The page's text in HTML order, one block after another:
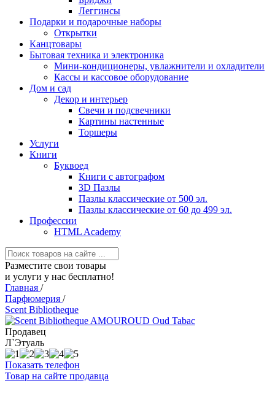
Леггинсы
Подарки и подарочные наборы
Открытки
Канцтовары
Бытовая техника и электроника
Мини-кондиционеры, увлажнители и охладители
Кассы и кассовое оборудование
Дом и сад
Декор и интерьер
Свечи и подсвечники
Картины настенные
Торшеры
Услуги
Книги
Буквоед
Книги с автографом
3D Пазлы
Пазлы классические от 500 эл.
Пазлы классические от 60 до 499 эл.
Профессии
HTML Academy
Разместите свои товары
и услуги у нас бесплатно!
Главная /
Парфюмерия /
Scent Bibliotheque
Продавец
Л`Этуаль
Показать телефон
Товар на сайте продавца